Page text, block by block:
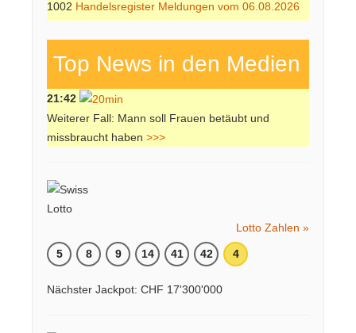
1002 Handelsregister Meldungen vom 06.08.2026
Top News in den Medien
21:42
Weiterer Fall: Mann soll Frauen betäubt und
missbraucht haben >>>
Lotto Zahlen »
5 8 9 14 41 42 4
Nächster Jackpot: CHF 17'300'000